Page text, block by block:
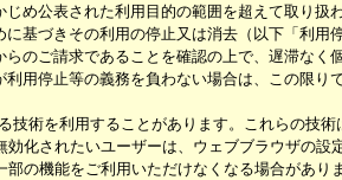
め公表された利用目的の範囲を超えて取り
基づきその利用の停止又は消去（以下「利
のご請求であることを確認の上で、遅滞なく
用停止等の義務を負わない場合は、この限り
技術を利用することがあります。これらの技
化されたいユーザーは、ウェブブラウザの設
の機能をご利用いただけなくなる場合がありま